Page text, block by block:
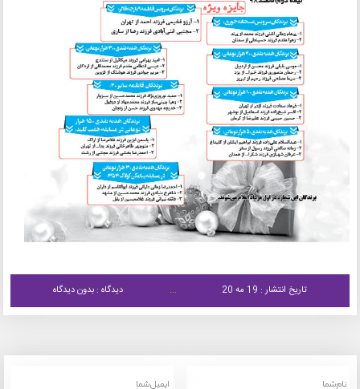
تاریخ انتشار : 19 مه 20 دیدگاه : بدون دیدگاه